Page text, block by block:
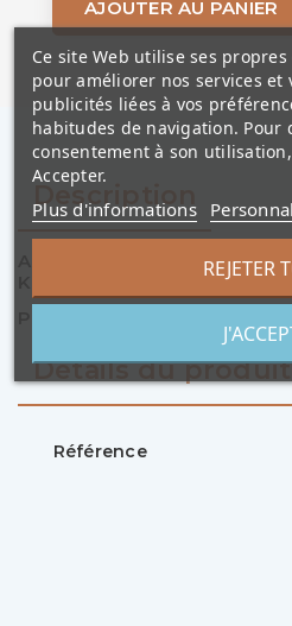
AJOUTER AU PANIER
Description
Aiguilles circulaires
Détails du produit
Référence
Ce site Web utilise ses
pour améliorer nos services et
publicités liées à vos
habitudes de navigation. Pour
consentement à son
Accepter.
Plus d'informations
REJETER